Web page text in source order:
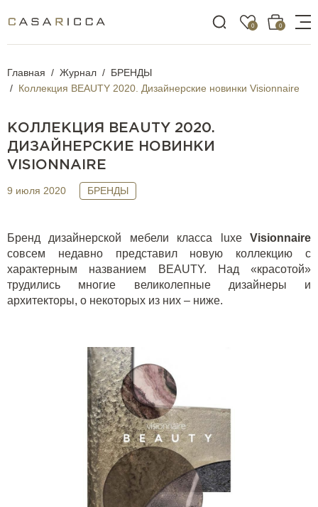
0 0
Главная Журнал
БРЕНДЫ
Коллекция BEAUTY 2020. Дизайнерские новинки Visionnaire
КОЛЛЕКЦИЯ BEAUTY 2020.
ДИЗАЙНЕРСКИЕ НОВИНКИ
VISIONNAIRE
9 июля 2020 БРЕНДЫ
Бренд дизайнерской мебели класса luxe Visionnaire
совсем недавно представилновую коллекцию с
характерным названием BEAUTY. Над «красотой»
трудились многие великолепные дизайнеры и
архитекторы, о некоторых из них – ниже.